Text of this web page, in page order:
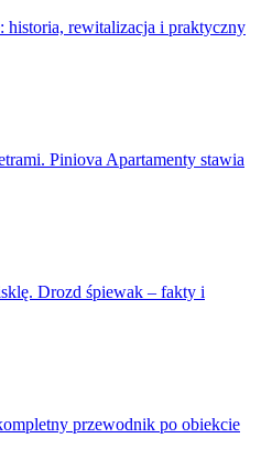
historia, rewitalizacja i praktyczny
Piniova Apartamenty stawia
Drozd śpiewak – fakty i
przewodnik po obiekcie